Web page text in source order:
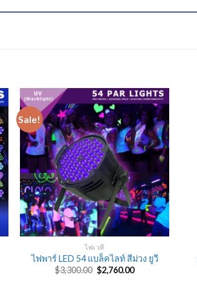
Sale!
ไฟเวที
ไฟพาร์ LED 54 แบล็คไลท์ สีม่วง ยูวี
$3,300.00 Original
price
$2,760.00Current